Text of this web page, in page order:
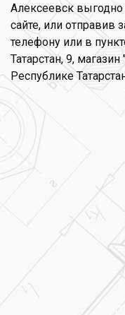
Алексеевск
сайте, или отправив
телефону или в
Татарстан, 9,
Республике